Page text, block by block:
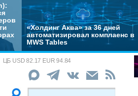
«Холдинг Аква» за 36 дней
автоматизировал комплаенс в
MWS Tables
ЦБ USD 82.17 EUR 94.84